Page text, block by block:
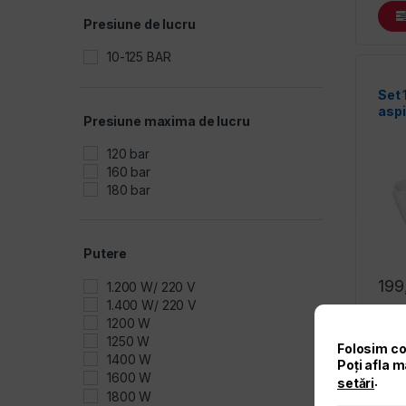
Set
Presiune de lucru
10-125 BAR
Presiune maxima de lucru
120 bar
160 bar
180 bar
Putere
1.200 W/ 220 V
1.400 W/ 220 V
1200 W
1250 W
1400 W
1600 W
1800 W
Folosim
Poți afla
setări.